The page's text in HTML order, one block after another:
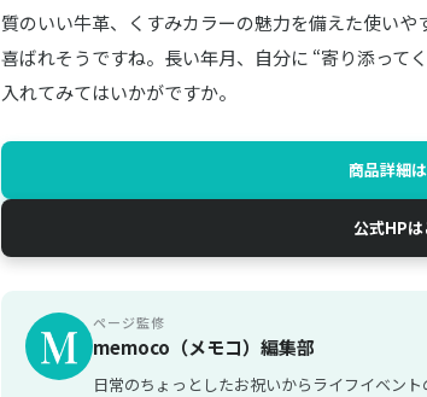
質のいい牛革、くすみカラーの魅力を備えた使い
喜ばれそうですね。長い年月、自分に “寄り添って
入れてみてはいかがですか。
商品詳細
公式HPは
ページ監修
memoco（メモコ）編集部
日常のちょっとしたお祝いからライフイベン